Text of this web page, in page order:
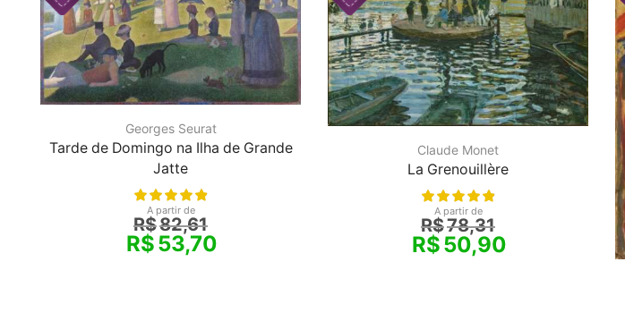
Georges Seurat
Tarde de Domingo na Ilha de Grande
Jatte
A partir de
R$82,61
R$53,70
Claude Monet
La Grenouillère
A partir de
R$78,31
R$50,90